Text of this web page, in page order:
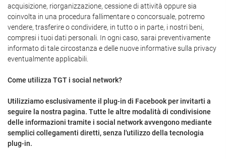
acquisizione, riorganizzazione, cessione di attività oppure sia
coinvolta in una procedura fallimentare o concorsuale, potremo
vendere, trasferire o condividere, in tutto o in parte, i nostri beni,
compresi i tuoi dati personali. In ogni caso, sarai preventivamente
informato di tale circostanza e delle nuove informative sulla privacy
eventualmente applicabili.
Come utilizza TGT i social network?
Utilizziamo esclusivamente il plug-in di Facebook per invitarti a
seguire la nostra pagina. Tutte le altre modalità di condivisione
delle informazioni tramite i social network avvengono mediante
semplici collegamenti diretti, senza l'utilizzo della tecnologia
plug-in.